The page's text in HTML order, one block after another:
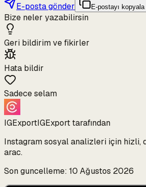
E-posta gönder
E-postayı kopyala
Bize neler yazabilirsin
Geri bildirim ve fikirler
Hata bildir
Sadece selam
IGExportIGExport tarafından
Instagram sosyal analizleri için hizli,
arac.
Son guncelleme: 10 Ağustos 2026